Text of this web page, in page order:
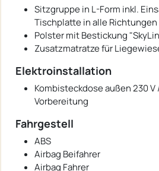
Sitzgruppe in L-Form inkl.
Tischplatte in alle
Polster mit Bestickung
Zusatzmatratze für
Elektroinstallation
Kombisteckdose außen 230 V
Vorbereitung
Fahrgestell
ABS
Airbag Beifahrer
Airbag Fahrer